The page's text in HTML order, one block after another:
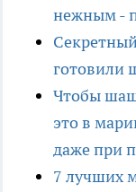
нежным -
готовили
Чтобы
это в
даже при
7 лучших